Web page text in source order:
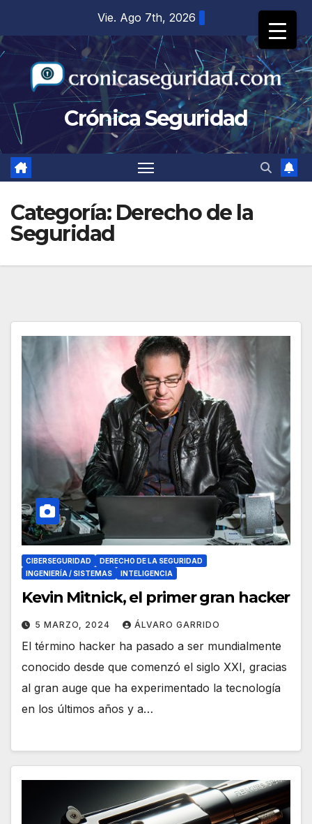
contenido
Vie. Ago 7th, 2026
Crónica Seguridad
Categoría: Derecho de la
Seguridad
CIBERSEGURIDAD
DERECHO DE LA SEGURIDAD
INGENIERÍA / SISTEMAS
INTELIGENCIA
Kevin Mitnick, el primer gran hacker
5 MARZO, 2024 ÁLVARO GARRIDO
El término hacker ha pasado a ser mundialmente
conocido desde que comenzó el siglo XXI, gracias
al gran auge que ha experimentado la tecnología
en los últimos años y a…